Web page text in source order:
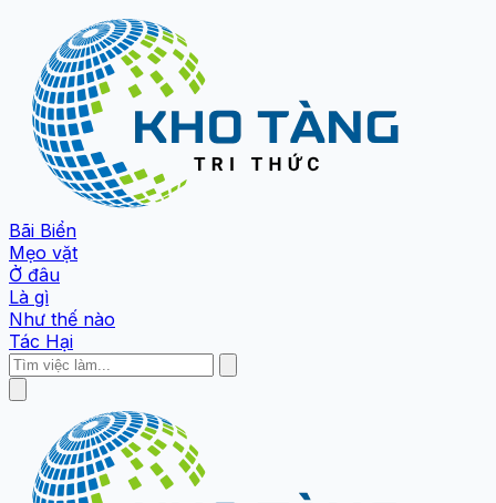
Bãi Biển
Mẹo vặt
Ở đâu
Là gì
Như thế nào
Tác Hại